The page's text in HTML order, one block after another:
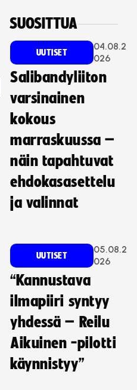
SUOSITTUA
UUTISET
04.08.2
026
Salibandyliiton
varsinainen
kokous
marraskuussa –
näin tapahtuvat
ehdokasasettelu
ja valinnat
UUTISET
05.08.2
026
“Kannustava
ilmapiiri syntyy
yhdessä – Reilu
Aikuinen -pilotti
käynnistyy”